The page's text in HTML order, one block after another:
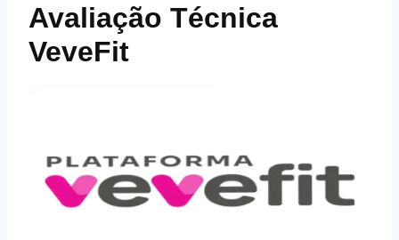
Avaliação Técnica
VeveFit